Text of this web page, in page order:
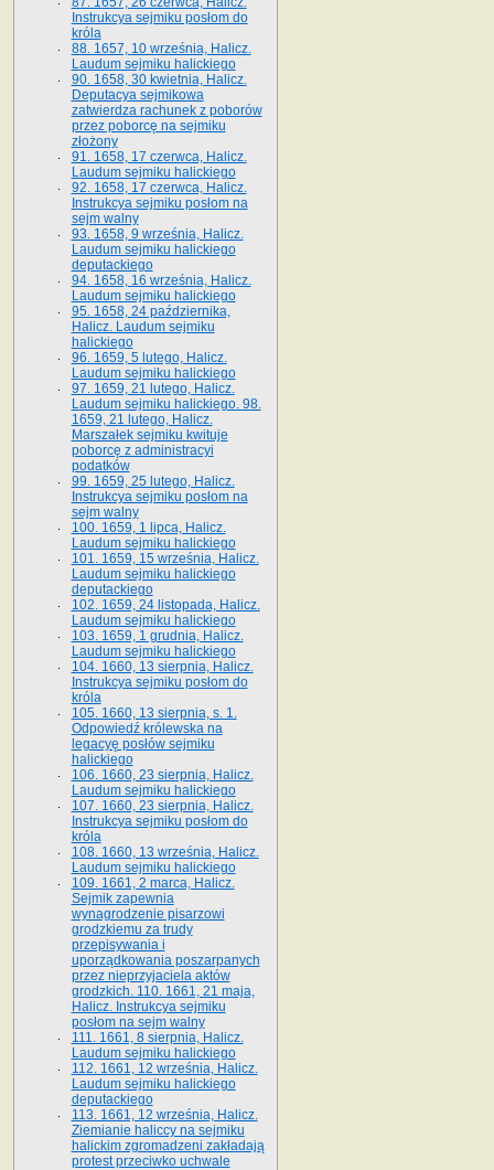
Instrukcya sejmiku posłom do
króla
88. 1657, 10 września, Halicz.
Laudum sejmiku halickiego
90. 1658, 30 kwietnia, Halicz.
Deputacya sejmikowa
zatwierdza rachunek z poborów
przez poborcę na sejmiku
złożony
91. 1658, 17 czerwca, Halicz.
Laudum sejmiku halickiego
92. 1658, 17 czerwca, Halicz.
Instrukcya sejmiku posłom na
sejm walny
93. 1658, 9 września, Halicz.
Laudum sejmiku halickiego
deputackiego
94. 1658, 16 września, Halicz.
Laudum sejmiku halickiego
95. 1658, 24 października,
Halicz. Laudum sejmiku
halickiego
96. 1659, 5 lutego, Halicz.
Laudum sejmiku halickiego
97. 1659, 21 lutego, Halicz.
Laudum sejmiku halickiego. 98.
1659, 21 lutego, Halicz.
Marszałek sejmiku kwituje
poborcę z administracyi
podatków
99. 1659, 25 lutego, Halicz.
Instrukcya sejmiku posłom na
sejm walny
100. 1659, 1 lipca, Halicz.
Laudum sejmiku halickiego
101. 1659, 15 września, Halicz.
Laudum sejmiku halickiego
deputackiego
102. 1659, 24 listopada, Halicz.
Laudum sejmiku halickiego
103. 1659, 1 grudnia, Halicz.
Laudum sejmiku halickiego
104. 1660, 13 sierpnia, Halicz.
Instrukcya sejmiku posłom do
króla
105. 1660, 13 sierpnia, s. 1.
Odpowiedź królewska na
legacyę posłów sejmiku
halickiego
106. 1660, 23 sierpnia, Halicz.
Laudum sejmiku halickiego
107. 1660, 23 sierpnia, Halicz.
Instrukcya sejmiku posłom do
króla
108. 1660, 13 września, Halicz.
Laudum sejmiku halickiego
109. 1661, 2 marca, Halicz.
Sejmik zapewnia
wynagrodzenie pisarzowi
grodzkiemu za trudy
przepisywania i
uporządkowania poszarpanych
przez nieprzyjaciela aktów
grodzkich. 110. 1661, 21 maja,
Halicz. Instrukcya sejmiku
posłom na sejm walny
111. 1661, 8 sierpnia, Halicz.
Laudum sejmiku halickiego
112. 1661, 12 września, Halicz.
Laudum sejmiku halickiego
deputackiego
113. 1661, 12 września, Halicz.
Ziemianie haliccy na sejmiku
halickim zgromadzeni zakładają
protest przeciwko uchwale